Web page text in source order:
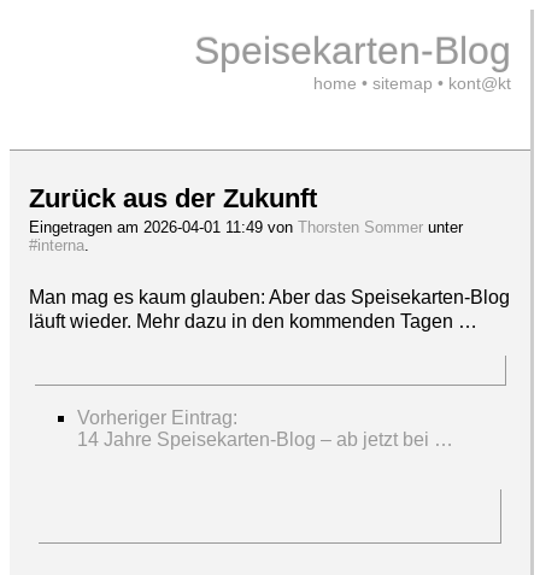
Speisekarten-Blog
home • sitemap • kont@kt
Zurück aus der Zukunft
Eingetragen am 2026-04-01 11:49 von Thorsten Sommer unter
#interna.
Man mag es kaum glauben: Aber das Speisekarten-Blog
läuft wieder. Mehr dazu in den kommenden Tagen …
Vorheriger Eintrag:
14 Jahre Speisekarten-Blog – ab jetzt bei …